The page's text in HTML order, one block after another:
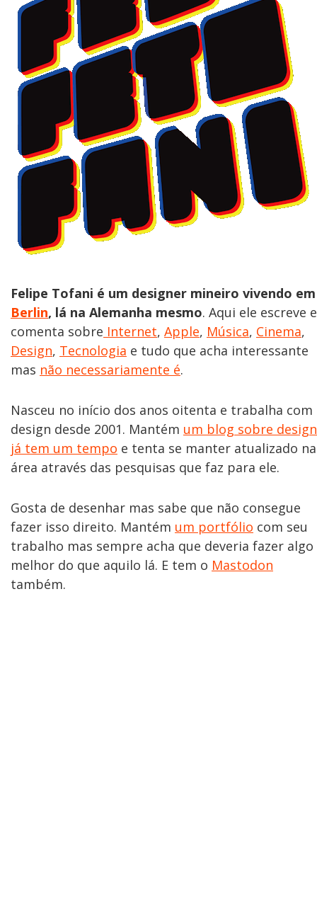
Felipe Tofani é um designer mineiro vivendo em
Berlin, lá na Alemanha mesmo. Aqui ele escreve e
comenta sobre Internet, Apple, Música, Cinema,
Design, Tecnologia e tudo que acha interessante
mas não necessariamente é.
Nasceu no início dos anos oitenta e trabalha com
design desde 2001. Mantém um blog sobre design
já tem um tempo e tenta se manter atualizado na
área através das pesquisas que faz para ele.
Gosta de desenhar mas sabe que não consegue
fazer isso direito. Mantém um portfólio com seu
trabalho mas sempre acha que deveria fazer algo
melhor do que aquilo lá. E tem o Mastodon
também.